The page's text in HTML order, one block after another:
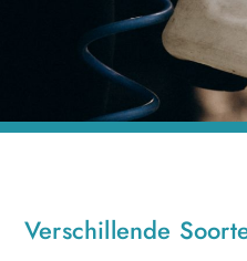
Verschillende